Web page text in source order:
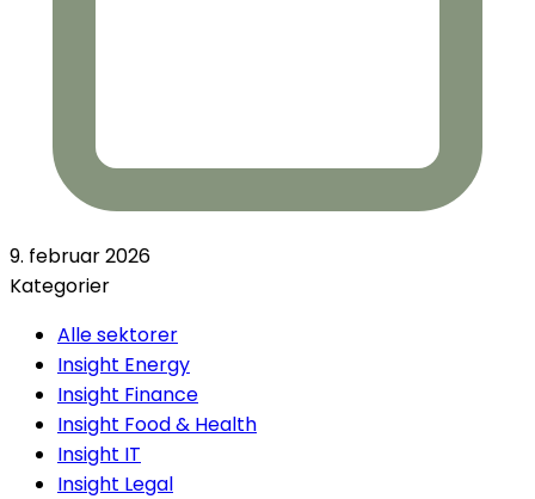
9. februar 2026
Kategorier
Alle sektorer
Insight Energy
Insight Finance
Insight Food & Health
Insight IT
Insight Legal